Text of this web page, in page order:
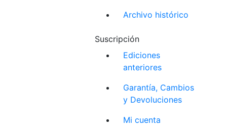
Archivo histórico
Suscripción
Ediciones
anteriores
Garantía, Cambios
y Devoluciones
Mi cuenta